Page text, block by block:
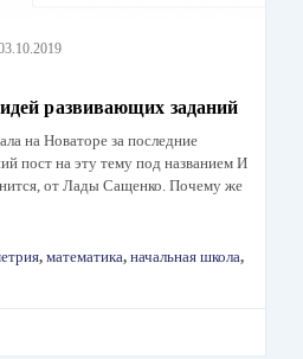
развивающих заданий
на Новаторе за последние
пост на эту тему под названием И
от Лады Сащенко. Почему же
, математика, начальная школа,